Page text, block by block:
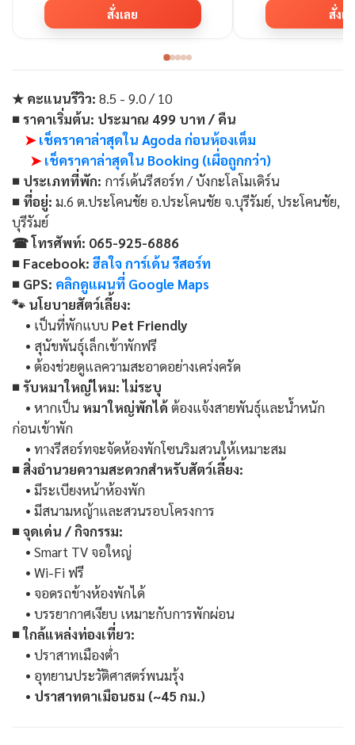
สั่งเลย สั่งเ
★ คะแนนรีวิว: 8.5 - 9.0 / 10
■ ราคาเริ่มต้น: ประมาณ 499 บาท / คืน
➤ เช็คราคาล่าสุดใน Agoda ก่อนห้องเต็ม
➤ เช็คราคาล่าสุดใน Booking (เผื่อถูกกว่า)
■ ประเภทที่พัก: การ์เด้นรีสอร์ท / บังกะโลโมเดิร์น
■ ที่อยู่: ม.6 ต.ประโคนชัย อ.ประโคนชัย จ.บุรีรัมย์, ประโคนชัย,
บุรีรัมย์
☎ โทรศัพท์: 065-925-6886
■ Facebook: ฮีลใจ การ์เด้น รีสอร์ท
■ GPS: คลิกดูแผนที่ Google Maps
🐾 นโยบายสัตว์เลี้ยง:
• เป็นที่พักแบบ Pet Friendly
• สุนัขพันธุ์เล็กเข้าพักฟรี
• ต้องช่วยดูแลความสะอาดอย่างเคร่งครัด
■ รับหมาใหญ่ไหม:ไม่ระบุ
• หากเป็น หมาใหญ่พักได้ ต้องแจ้งสายพันธุ์และน้ำหนัก
ก่อนเข้าพัก
• ทางรีสอร์ทจะจัดห้องพักโซนริมสวนให้เหมาะสม
■ สิ่งอำนวยความสะดวกสำหรับสัตว์เลี้ยง:
• มีระเบียงหน้าห้องพัก
• มีสนามหญ้าและสวนรอบโครงการ
■ จุดเด่น / กิจกรรม:
• Smart TV จอใหญ่
• Wi-Fi ฟรี
• จอดรถข้างห้องพักได้
• บรรยากาศเงียบ เหมาะกับการพักผ่อน
■ ใกล้แหล่งท่องเที่ยว:
• ปราสาทเมืองต่ำ
• อุทยานประวัติศาสตร์พนมรุ้ง
• ปราสาทตาเมือนธม (~45 กม.)